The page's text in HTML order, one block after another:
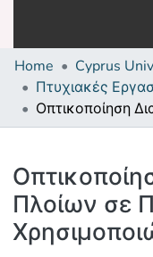
Home
Πλοίων σε